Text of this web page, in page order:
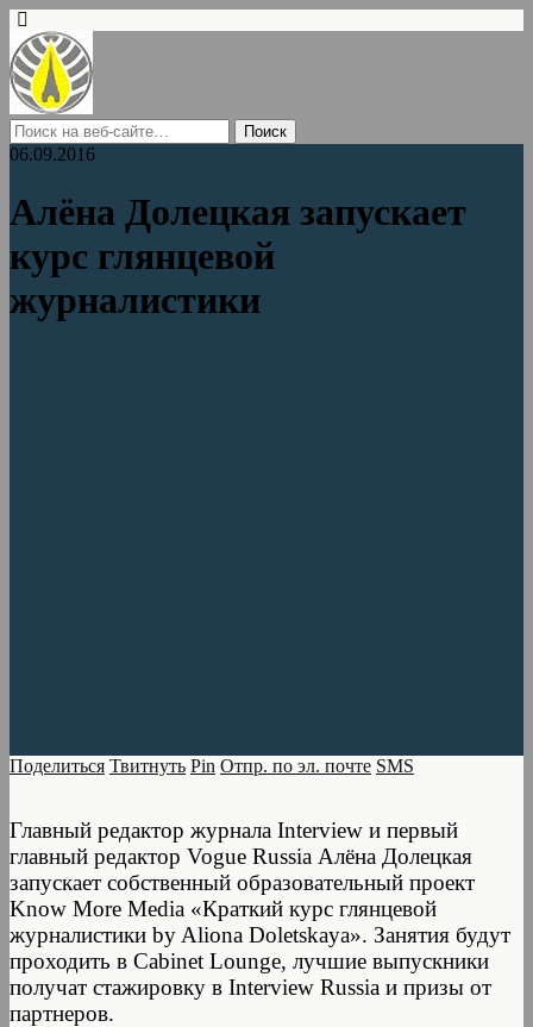
06.09.2016
Алёна Долецкая запускает
курс глянцевой
журналистики
Поделиться Твитнуть Pin Отпр. по эл. почте SMS
Главный редактор журнала Interview и первый
главный редактор Vogue Russia Алёна Долецкая
запускает собственный образовательный проект
Know More Media «Краткий курс глянцевой
журналистики by Aliona Doletskaya». Занятия будут
проходить в Cabinet Lounge, лучшие выпускники
получат стажировку в Interview Russia и призы от
партнеров.